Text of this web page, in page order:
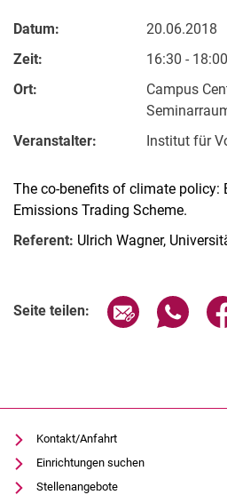
Datum:
20.06.2018
Zeit:
16:30 -
Ort:
Campus
Veranstalter:
Institut für
The co-benefits of climate policy:
Emissions Trading Scheme.
Referent: Ulrich Wagner,
Seite teilen: Seite über E-
Kontakt/Anfahrt
Einrichtungen suchen
Stellenangebote